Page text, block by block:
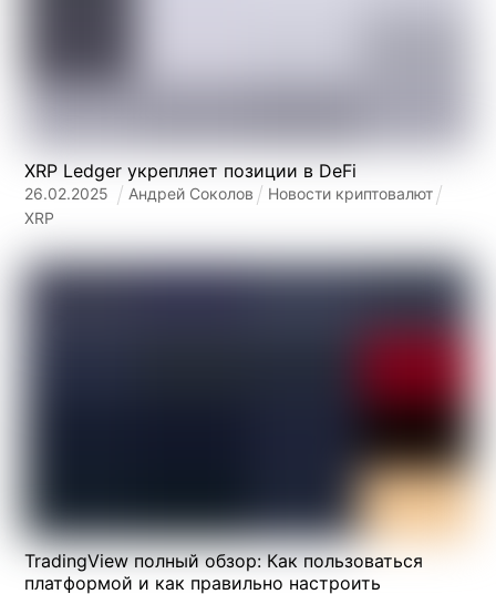
XRP Ledger укрепляет позиции в DeFi
26.02.2025 Андрей Соколов
Новости криптовалют
XRP
TradingView полный обзор: Как пользоваться
платформой и как правильно настроить